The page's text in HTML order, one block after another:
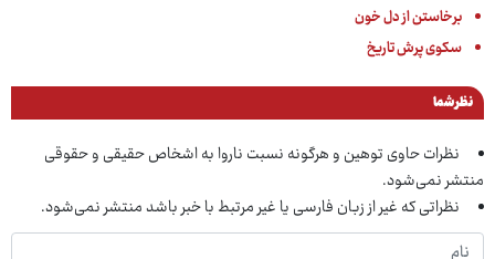
برخاستن از دل خون
سکوی پرش تاریخ
نظر شما
نظرات حاوی توهین و هرگونه نسبت ناروا به اشخاص حقیقی و حقوقی
منتشر نمی‌شود.
نظراتی که غیر از زبان فارسی یا غیر مرتبط با خبر باشد منتشر نمی‌شود.